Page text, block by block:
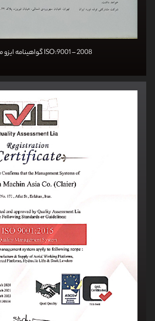
گواهینامه ایزو مدیریت کیفیت ISO:9001 – 2008